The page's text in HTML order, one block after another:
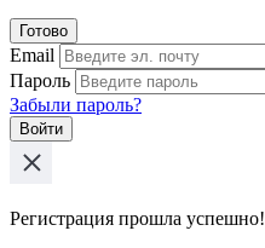
Готово
Email
Пароль
Забыли пароль?
Войти
Регистрация прошла успешно!